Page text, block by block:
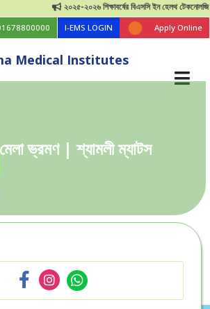
২০২৫-২০২৬ শিক্ষাবর্ষের বিএসসি ইন হেলথ টেকনোলজি ভর্তি
I-EMS LOGIN Apply Online
Medical Institutes
ভ্রমণ | শ্যামলী ম্যাটস